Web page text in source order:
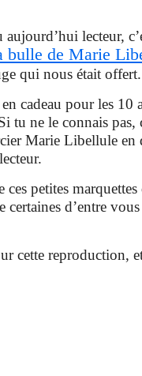
lecteur,
bulle de Marie
qui nous était offert.
cadeau pour les 10
tu ne le connais pas,
Marie Libellule en
petites
certaines d’entre
cette reproduction,